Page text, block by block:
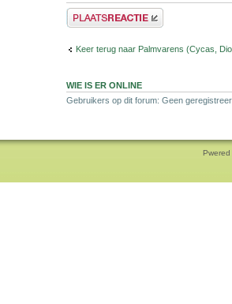
Plaats een reactie
Keer terug naar Palmvarens (Cycas,
WIE IS ER ONLINE
Gebruikers op dit forum: Geen